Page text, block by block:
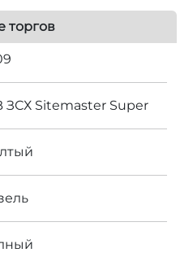
торгов
ЗСХ Sitemaster Super